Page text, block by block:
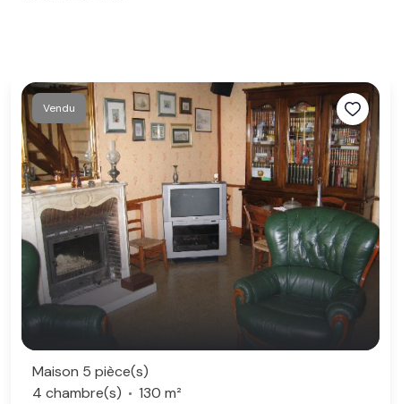
Vendu
Maison 5 pièce(s)
4 chambre(s)
130 m²